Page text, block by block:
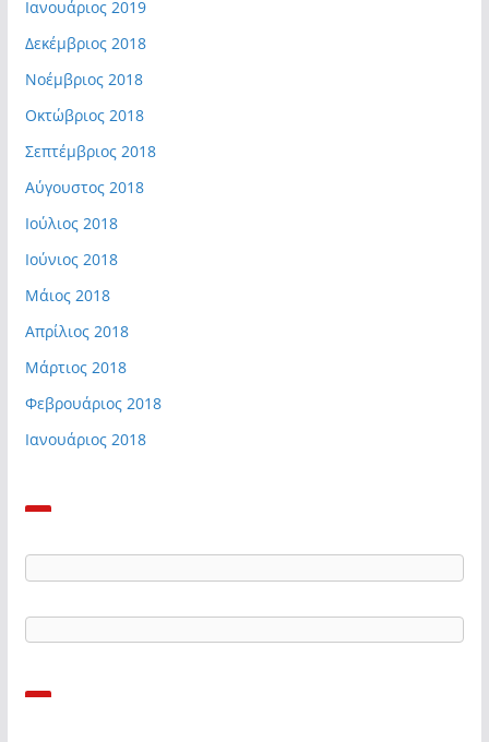
Ιανουάριος 2019
Δεκέμβριος 2018
Νοέμβριος 2018
Οκτώβριος 2018
Σεπτέμβριος 2018
Αύγουστος 2018
Ιούλιος 2018
Ιούνιος 2018
Μάιος 2018
Απρίλιος 2018
Μάρτιος 2018
Φεβρουάριος 2018
Ιανουάριος 2018